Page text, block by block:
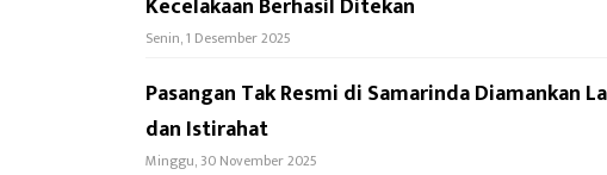
Kecelakaan Berhasil Ditekan
Senin, 1 Desember 2025
Pasangan Tak Resmi di Samarinda Diamankan
dan Istirahat
Minggu, 30 November 2025